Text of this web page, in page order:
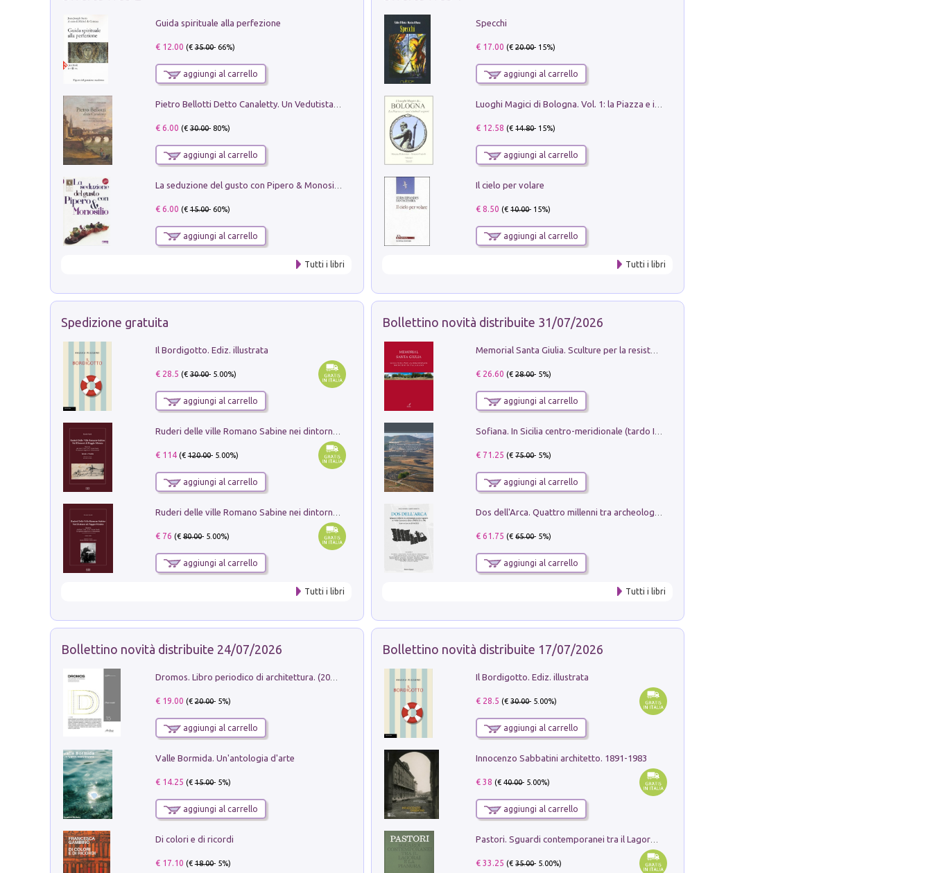
Guida spirituale alla perfezione
€ 12.00 (€35.00- 66%)
aggiungi al carrello
€ 6.00 (€30.00- 80%)
aggiungi al carrello
€ 6.00 (€15.00- 60%)
aggiungi al carrello
Tutti i libri
Specchi
€ 17.00 (€20.00- 15%)
aggiungi al carrello
€ 12.58 (€14.80- 15%)
aggiungi al carrello
Il cielo per volare
€ 8.50 (€10.00- 15%)
aggiungi al carrello
Tutti i libri
Spedizione gratuita
Il Bordigotto. Ediz. illustrata
€ 28.5 (€30.00- 5.00%)
aggiungi al carrello
€ 114(€120.00- 5.00%)
aggiungi al carrello
€ 76 (€80.00- 5.00%)
aggiungi al carrello
Tutti i libri
Bollettino novità distribuite 31/07/2026
€ 26.60 (€28.00- 5%)
aggiungi al carrello
€ 71.25 (€75.00- 5%)
aggiungi al carrello
€ 61.75 (€65.00- 5%)
aggiungi al carrello
Tutti i libri
Bollettino novità distribuite 24/07/2026
Dromos. Libro periodico di architettura. (2026). Vol. 15: Post-model
€ 19.00 (€20.00- 5%)
aggiungi al carrello
Valle Bormida. Un'antologia d'arte
€ 14.25 (€15.00- 5%)
aggiungi al carrello
Di colori e di ricordi
€ 17.10 (€18.00- 5%)
Bollettino novità distribuite 17/07/2026
Il Bordigotto. Ediz. illustrata
€ 28.5 (€30.00- 5.00%)
aggiungi al carrello
Innocenzo Sabbatini architetto. 1891-1983
€ 38 (€40.00- 5.00%)
aggiungi al carrello
€ 33.25 (€35.00- 5.00%)